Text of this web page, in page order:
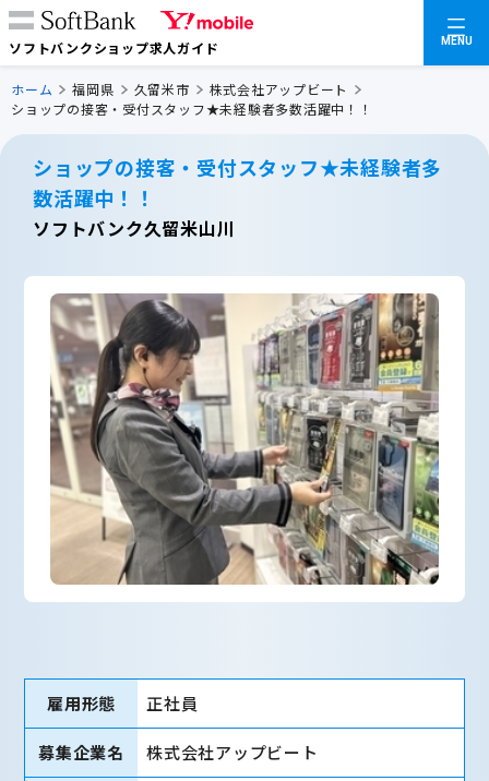
ソフトバンクショップ求人ガイド MENU
ホーム 福岡県 久留米市
株式会社アップビート
ショップの接客・受付スタッフ★未経験者多数活躍中！！
ショップの接客・受付スタッフ★未経験者多
数活躍中！！
ソフトバンク久留米山川
雇用形態 正社員
募集企業名 株式会社アップビート